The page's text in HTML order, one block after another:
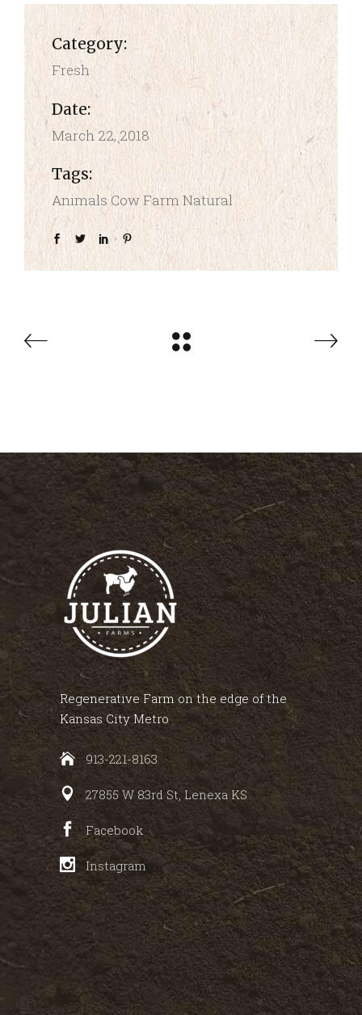
Category:
Fresh
Date:
March 22, 2018
Tags:
Animals CowFarmNatural
Regenerative Farm on the edge of the
Kansas City Metro
913-221-8163
27855 W 83rd St, Lenexa KS
Facebook
Instagram